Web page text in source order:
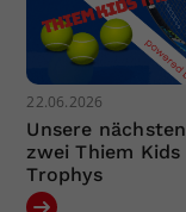
22.06.2026
Unsere nächsten
zwei Thiem Kids
Trophys